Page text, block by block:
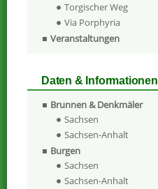
Torgischer Weg
Via Porphyria
Veranstaltungen
Daten & Informationen
Brunnen & Denkmäler
Sachsen
Sachsen-Anhalt
Burgen
Sachsen
Sachsen-Anhalt